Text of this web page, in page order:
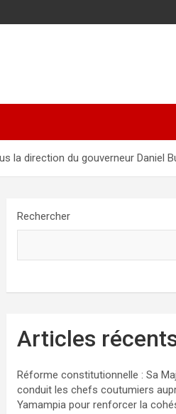
la direction du gouverneur Daniel
Rechercher
Articles
Réforme constitutionnelle : Sa
conduit les chefs coutumiers
Yamampia pour renforcer la